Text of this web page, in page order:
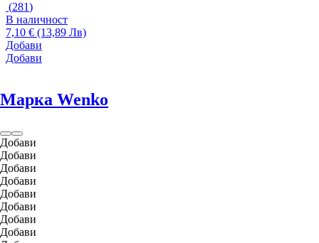
(281)
В наличност
7,10 € (13,89 Лв)
Добави
Добави
Марка Wenko
Добави
Добави
Добави
Добави
Добави
Добави
Добави
Добави